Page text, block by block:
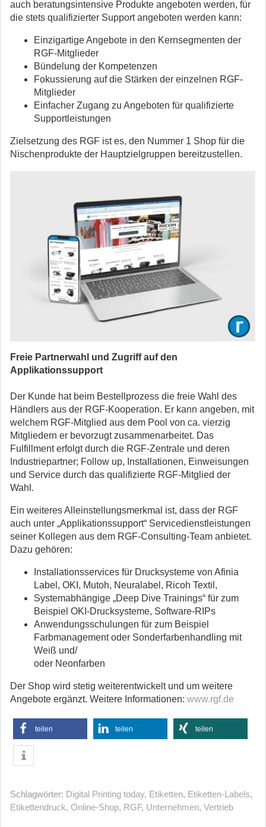
auch beratungsintensive Produkte angeboten werden, für
die stets qualifizierter Support angeboten werden kann:
Einzigartige Angebote in den Kernsegmenten der
RGF-Mitglieder
Bündelung der Kompetenzen
Fokussierung auf die Stärken der einzelnen RGF-
Mitglieder
Einfacher Zugang zu Angeboten für qualifizierte
Supportleistungen
Zielsetzung des RGF ist es, den Nummer 1 Shop für die
Nischenprodukte der Hauptzielgruppen bereitzustellen.
Freie Partnerwahl und Zugriff auf den
Applikationssupport
Der Kunde hat beim Bestellprozess die freie Wahl des
Händlers aus der RGF-Kooperation. Er kann angeben, mit
welchem RGF-Mitglied aus dem Pool von ca. vierzig
Mitgliedern er bevorzugt zusammenarbeitet. Das
Fulfillment erfolgt durch die RGF-Zentrale und deren
Industriepartner; Follow up, Installationen, Einweisungen
und Service durch das qualifizierte RGF-Mitglied der
Wahl.
Ein weiteres Alleinstellungsmerkmal ist, dass der RGF
auch unter „Applikationssupport“ Servicedienstleistungen
seiner Kollegen aus dem RGF-Consulting-Team anbietet.
Dazu gehören:
Installationsservices für Drucksysteme von Afinia
Label, OKI, Mutoh, Neuralabel, Ricoh Textil,
Systemabhängige „Deep Dive Trainings“ für zum
Beispiel OKI-Drucksysteme, Software-RIPs
Anwendungsschulungen für zum Beispiel
Farbmanagement oder Sonderfarbenhandling mit
Weiß und/
oder Neonfarben
Der Shop wird stetig weiterentwickelt und um weitere
Angebote ergänzt. Weitere Informationen: www.rgf.de
teilen teilen teilen
Schlagwörter: Digital Printing today, Etiketten, Etiketten-Labels,
Etikettendruck, Online-Shop, RGF, Unternehmen, Vertrieb